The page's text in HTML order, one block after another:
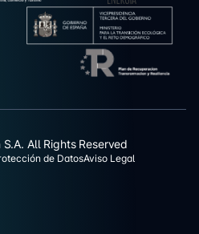
All Rights Reserved
de DatosAviso Legal